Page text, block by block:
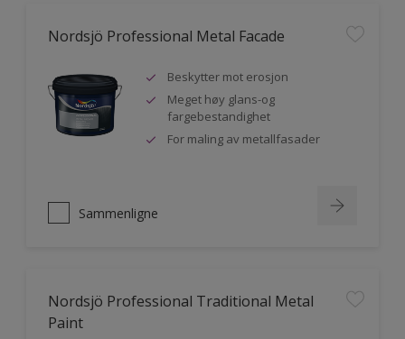
Nordsjö Professional Metal Facade
Beskytter mot erosjon
Meget høy glans-og
fargebestandighet
For maling av metallfasader
Sammenligne
Nordsjö Professional Traditional Metal
Paint